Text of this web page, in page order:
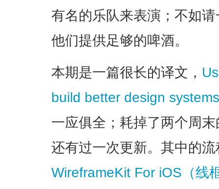
有名的乐队来表演；不如
他们提供足够的啤酒。
本期是一篇很长的译文，
build better design systems
一应俱全；耗掉了两个周
还有过一次更新。其中的
WireframeKit For iOS（线